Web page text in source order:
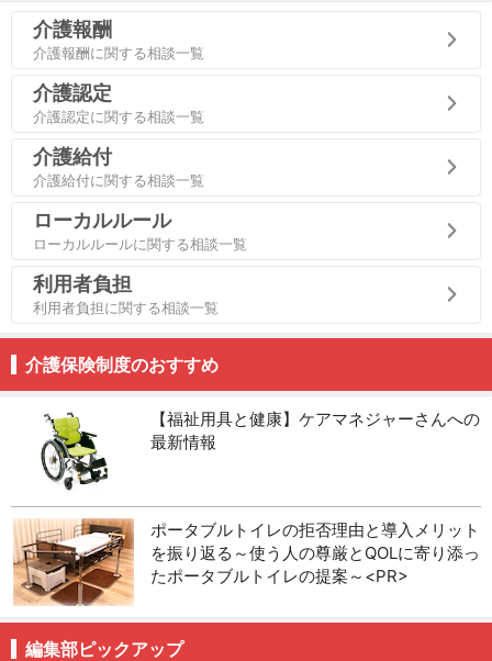
介護報酬
介護報酬に関する相談一覧
介護認定
介護認定に関する相談一覧
介護給付
介護給付に関する相談一覧
ローカルルール
ローカルルールに関する相談一覧
利用者負担
利用者負担に関する相談一覧
介護保険制度のおすすめ
【福祉用具と健康】ケアマネジャーさんへの
最新情報
ポータブルトイレの拒否理由と導入メリット
を振り返る～使う人の尊厳とQOLに寄り添っ
たポータブルトイレの提案～<PR>
編集部ピックアップ